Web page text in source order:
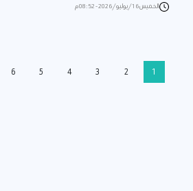
الخميس 16/يوليو/2026 - 08:52 م
1
2
3
4
5
6